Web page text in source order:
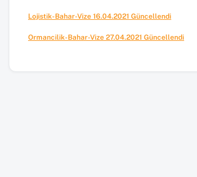
Lojistik-Bahar-Vize 16.04.2021 Güncellendi
Ormancilik-Bahar-Vize 27.04.2021 Güncellendi